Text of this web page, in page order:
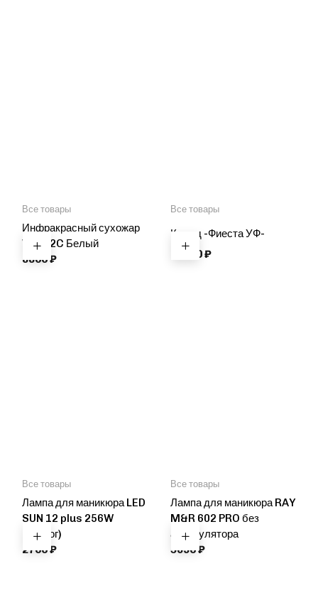
Все товары
Инфракрасный сухожар
WX-12C Белый
8800₽
Все товары
Комод -Фиеста УФ-
18490₽
Все товары
Лампа для маникюра LED
SUN 12 plus 256W
(аналог)
2700₽
Все товары
Лампа для маникюра RAY
M&R 602 PRO без
аккумулятора
5690₽